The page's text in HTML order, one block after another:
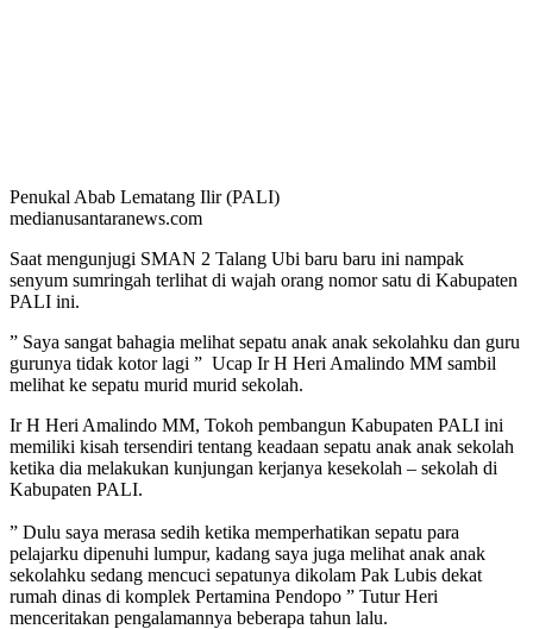
Penukal Abab Lematang Ilir (PALI)
medianusantaranews.com
Saat mengunjugi SMAN 2 Talang Ubi baru baru ini nampak
senyum sumringah terlihat di wajah orang nomor satu di Kabupaten
PALI ini.
” Saya sangat bahagia melihat sepatu anak anak sekolahku dan guru
gurunya tidak kotor lagi ” Ucap Ir H Heri Amalindo MM sambil
melihat ke sepatu murid murid sekolah.
Ir H Heri Amalindo MM, Tokoh pembangun Kabupaten PALI ini
memiliki kisah tersendiri tentang keadaan sepatu anak anak sekolah
ketika dia melakukan kunjungan kerjanya kesekolah – sekolah di
Kabupaten PALI.
” Dulu saya merasa sedih ketika memperhatikan sepatu para
pelajarku dipenuhi lumpur, kadang saya juga melihat anak anak
sekolahku sedang mencuci sepatunya dikolam Pak Lubis dekat
rumah dinas di komplek Pertamina Pendopo ” Tutur Heri
menceritakan pengalamannya beberapa tahun lalu.